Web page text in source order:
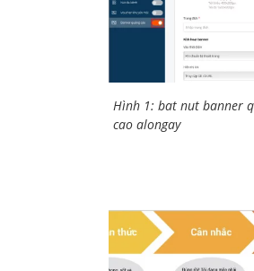
Hình 1: bat nut banner
cao alongay